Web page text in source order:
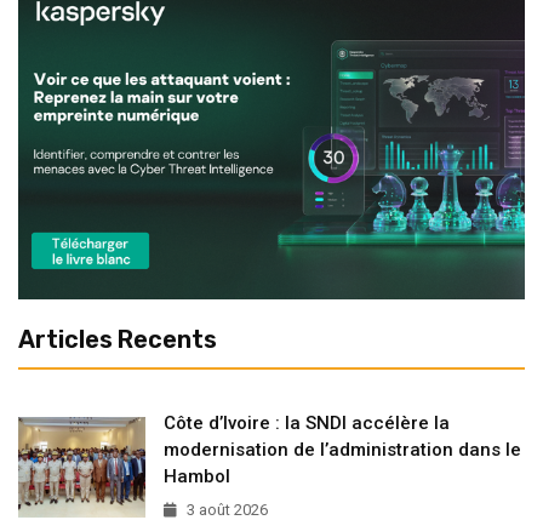
Articles Recents
Côte d’Ivoire : la SNDI accélère la
modernisation de l’administration dans le
Hambol
3 août 2026